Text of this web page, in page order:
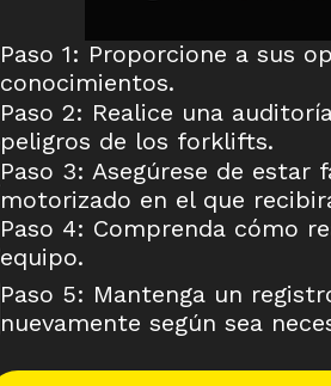
Paso 1: Proporcione a sus
conocimientos.
Paso 2: Realice una
peligros de los forklifts.
Paso 3: Asegúrese de
motorizado en el que
Paso 4: Comprenda cómo
equipo.
Paso 5: Mantenga un
nuevamente según sea